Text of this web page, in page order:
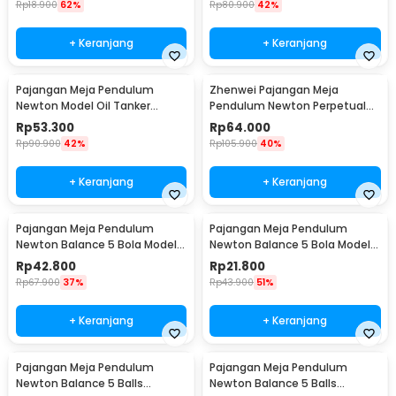
Rp18.900 62%
+ Keranjang
Rp80.900 42%
+ Keranjang
Pajangan Meja Pendulum
Newton Model Oil Tanker
Perpetual Debate - B101
Rp53.300
Rp90.900 42%
+ Keranjang
Zhenwei Pajangan Meja
Pendulum Newton Perpetual
Model Ferris Wheel - ZPW
Rp64.000
Rp105.900 40%
+ Keranjang
Pajangan Meja Pendulum
Newton Balance 5 Bola Model
Arched M - ZY02
Rp42.800
Rp67.900 37%
+ Keranjang
Pajangan Meja Pendulum
Newton Balance 5 Bola Model
Arched S - ZY02
Rp21.800
Rp43.900 51%
+ Keranjang
Pajangan Meja Pendulum
Newton Balance 5 Balls
Pajangan Meja Pendulum
Newton Balance 5 Balls